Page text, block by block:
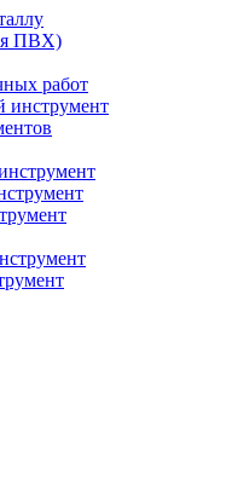
ПВХ)
работ
инструмент